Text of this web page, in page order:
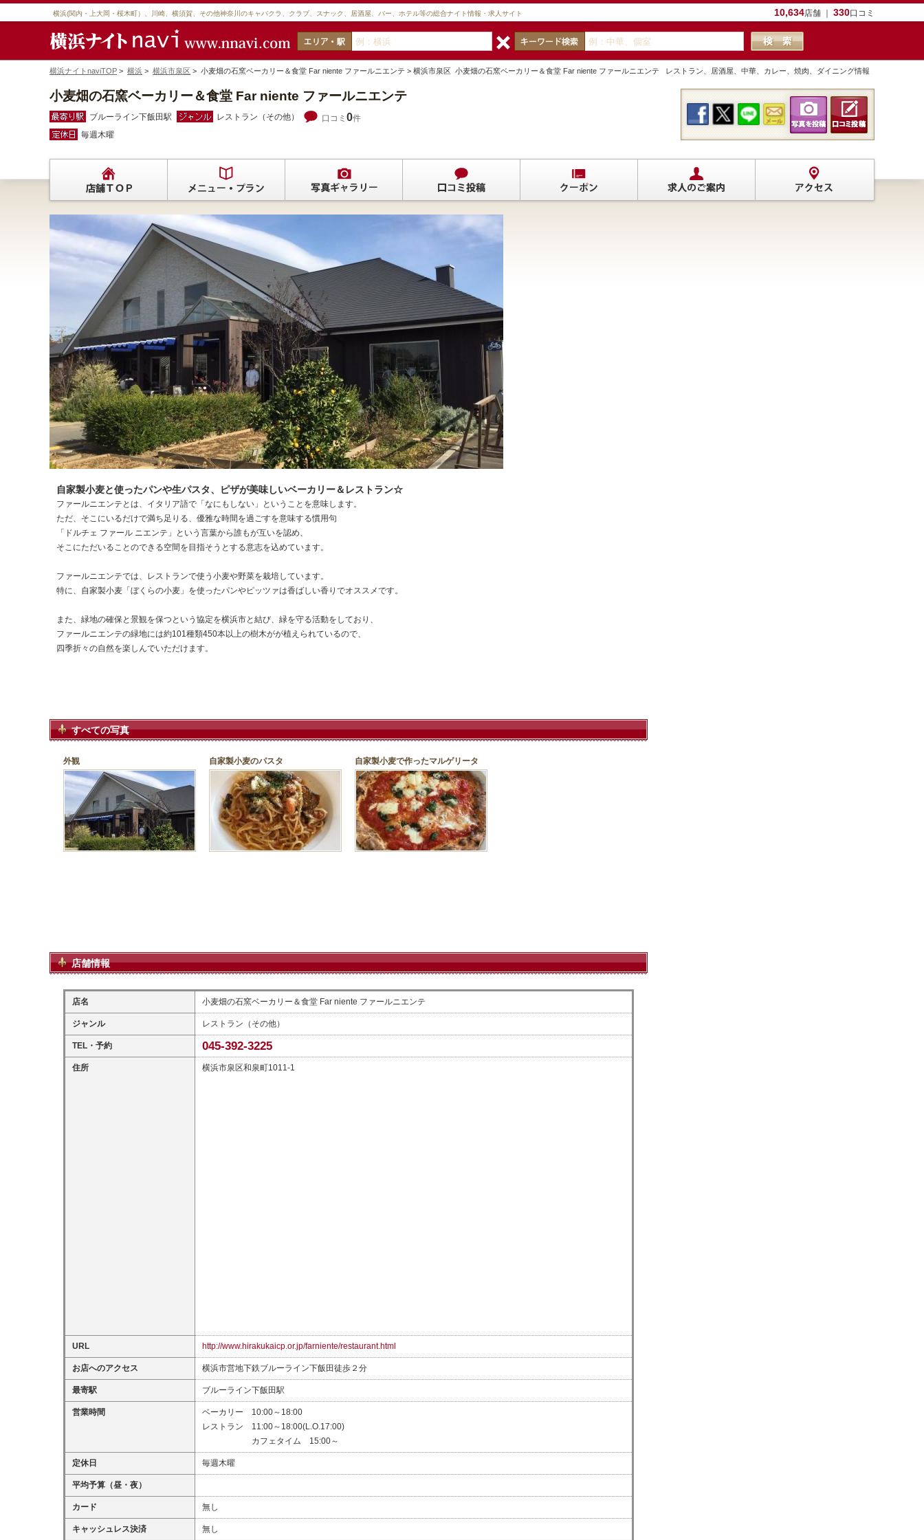
10,634店舗 ｜ 330口コミ
横浜(関内・上大岡・桜木町）、川崎、横須賀、その他神奈川のキャバクラ、クラブ、スナック、居酒屋、バー、ホテル等の総合ナイト情報・求人サイト
横浜ナイトnaviTOP > 横浜 > 横浜市泉区 > 小麦畑の石窯ベーカリー＆食堂 Far niente ファールニエンテ > 横浜市泉区 小麦畑の石窯ベーカリー＆食堂 Far niente ファールニエンテ レストラン、居酒屋、中華、カレー、焼肉、ダイニング情報
小麦畑の石窯ベーカリー＆食堂 Far niente ファールニエンテ
ブルーライン下飯田駅 レストラン（その他） 口コミ 0件
毎週木曜
自家製小麦と使ったパンや生パスタ、ピザが美味しいベーカリー＆レストラン☆
ファールニエンテとは、イタリア語で「なにもしない」ということを意味します。
ただ、そこにいるだけで満ち足りる、優雅な時間を過ごすを意味する慣用句
「ドルチェ ファール ニエンテ」という言葉から誰もが互いを認め、
そこにただいることのできる空間を目指そうとする意志を込めています。
ファールニエンテでは、レストランで使う小麦や野菜を栽培しています。
特に、自家製小麦「ぼくらの小麦」を使ったパンやピッツァは香ばしい香りでオススメです。
また、緑地の確保と景観を保つという協定を横浜市と結び、緑を守る活動をしており、
ファールニエンテの緑地には約101種類450本以上の樹木がが植えられているので、
四季折々の自然を楽しんでいただけます。
すべての写真
外観 自家製小麦のパスタ 自家製小麦で作ったマルゲリータ
店舗情報
店名 小麦畑の石窯ベーカリー＆食堂 Far niente ファールニエンテ
ジャンル レストラン（その他）
TEL・予約 045-392-3225
住所 横浜市泉区和泉町1011-1
URL http://www.hirakukaicp.or.jp/farniente/restaurant.html
お店へのアクセス 横浜市営地下鉄ブルーライン下飯田徒歩２分
最寄駅 ブルーライン下飯田駅
営業時間
ベーカリー 10:00～18:00
レストラン 11:00～18:00(L.O.17:00)
カフェタイム 15:00～
定休日 毎週木曜
平均予算（昼・夜）
カード 無し
キャッシュレス決済 無し